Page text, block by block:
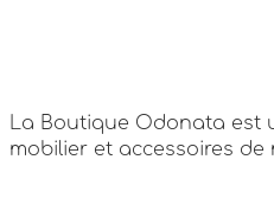
La Boutique Odonata est
mobilier et accessoires